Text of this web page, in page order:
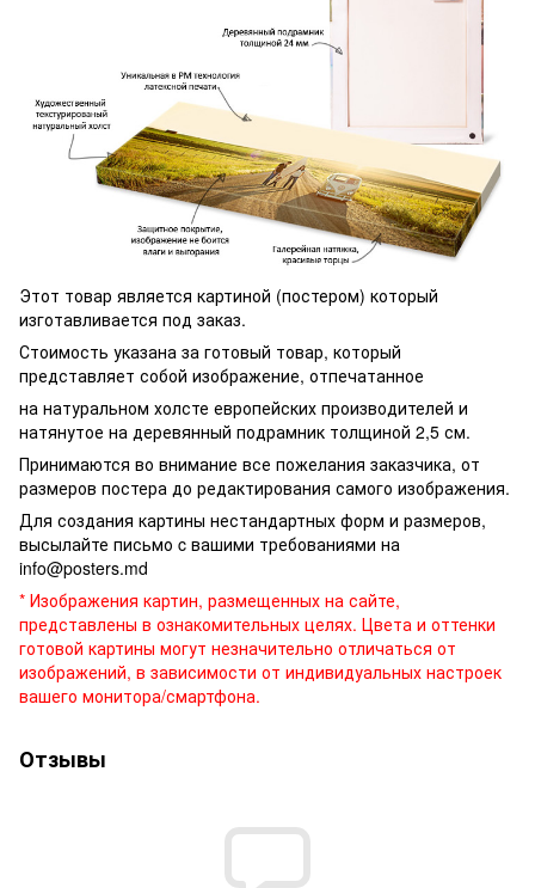
Этот товар является картиной (постером) который
изготавливается под заказ.
Стоимость указана за готовый товар, который
представляет собой изображение, отпечатанное
на натуральном холсте европейских производителей и
натянутое на деревянный подрамник толщиной 2,5 см.
Принимаются во внимание все пожелания заказчика, от
размеров постера до редактирования самого изображения.
Для создания картины нестандартных форм и размеров,
высылайте письмо c вашими требованиями на
info@posters.md
* Изображения картин, размещенных на сайте,
представлены в ознакомительных целях. Цвета и оттенки
готовой картины могут незначительно отличаться от
изображений, в зависимости от индивидуальных настроек
вашего монитора/смартфона.
Отзывы